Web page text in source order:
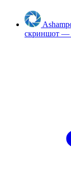
скриншот —